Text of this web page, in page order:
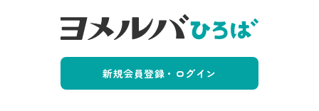
新規会員登録・ログイン